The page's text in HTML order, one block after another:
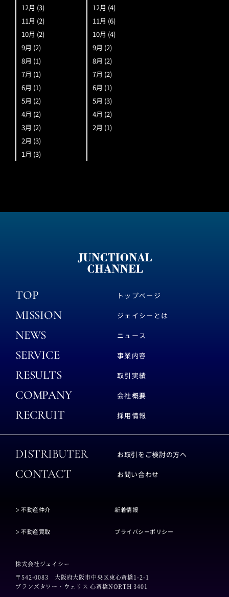
12月 (3)
11月 (2)
10月 (2)
9月 (2)
8月 (1)
7月 (1)
6月 (1)
5月 (2)
4月 (2)
3月 (2)
2月 (3)
1月 (3)
12月 (4)
11月 (6)
10月 (4)
9月 (2)
8月 (2)
7月 (2)
6月 (1)
5月 (3)
4月 (2)
2月 (1)
TOP トップページ
MISSION ジェイシーとは
NEWS ニュース
SERVICE 事業内容
RESULTS 取引実績
COMPANY 会社概要
RECRUIT 採用情報
DISTRIBUTER お取引をご検討の方へ
CONTACT お問い合わせ
不動産仲介
不動産買取
新着情報
プライバシーポリシー
株式会社ジェイシー
〒542-0083 大阪府大阪市中央区東心斎橋1-2-1
ブランズタワー・ウェリス 心斎橋NORTH 3401